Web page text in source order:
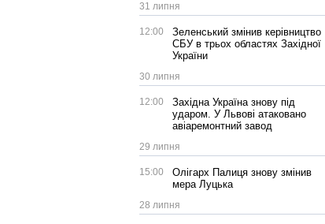
31 липня
12:00
Зеленський змінив керівництво
СБУ в трьох областях Західної
України
30 липня
12:00
Західна Україна знову під
ударом. У Львові атаковано
авіаремонтний завод
29 липня
15:00
Олігарх Палиця знову змінив
мера Луцька
28 липня